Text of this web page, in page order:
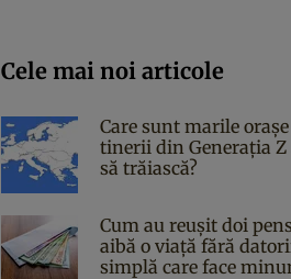
Cele mai noi articole
Care sunt marile
tinerii din Generația
să trăiască?
Cum au reușit doi
aibă o viață fără
simplă care face